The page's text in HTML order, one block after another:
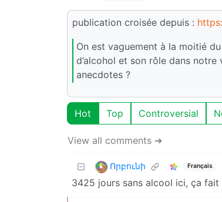
publication croisée depuis :
On est vaguement à la moitié
d’alcohol et son rôle dans
anecdotes ?
Hot Top Controversial
View all comments ➔
Որբունի Français
3425 jours sans alcool ici, ça fait